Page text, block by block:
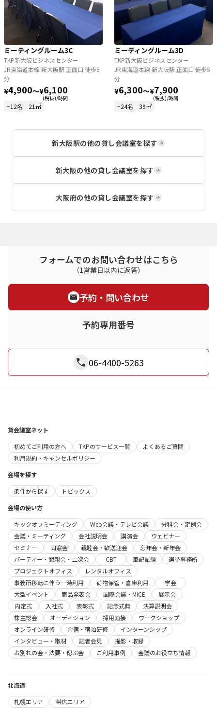
ミーティングルーム3C
TKP新大阪ビジネスセンター
JR東海道本線 新大阪駅 正面口 徒歩5
分
¥4,900〜¥6,100
(税抜)/時間
~12名 21㎡
ミーティングルーム3D
TKP新大阪ビジネスセンター
JR東海道本線 新大阪駅 正面口 徒歩5
分
¥6,300〜¥7,900
(税抜)/時間
~24名 39㎡
新大阪駅の他の貸し会議室を探す
新大阪の他の貸し会議室を探す
大阪府の他の貸し会議室を探す
フォームでのお問い合わせはこちら
（1営業日以内に返答）
予約・問い合わせ
予約専用番号
06-4400-5263
貸会議室ネット
初めてご利用の方へ
TKPのサービス一覧
よくあるご質問
利用規約・キャンセルポリシー
会場を探す
条件から探す
トピックス
会場の使い方
キックオフミーティング
Web会議・テレビ会議
分科会・定例会
会議・ミーティング
会社説明会 講演会
ウェビナー
セミナー
同窓会 親睦会・歓送迎会
忘年会・新年会
パーティー・懇親会・二次会
CBT 筆記試験
選挙事務所
プロジェクトオフィス
レンタルオフィス
事務所移転に伴う一時利用
荷物保管・倉庫利用
学会
大型イベント
商品発表会 国際会議・MICE
展示会
内定式
入社式 表彰式 記念式典
決算説明会
株主総会
オーディション 採用面接
ワークショップ
オンライン研修
合宿・宿泊研修
インターンシップ
インタビュー・取材
記者会見
撮影・収録
お別れの会・法要・偲ぶ会
ご利用事例 会議のお役立ち情報
北海道
札幌エリア
帯広エリア